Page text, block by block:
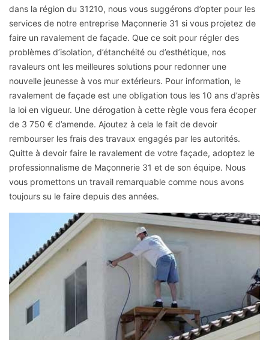
dans la région du 31210, nous vous suggérons d’opter pour les
services de notre entreprise Maçonnerie 31 si vous projetez de
faire un ravalement de façade. Que ce soit pour régler des
problèmes d’isolation, d’étanchéité ou d’esthétique, nos
ravaleurs ont les meilleures solutions pour redonner une
nouvelle jeunesse à vos mur extérieurs. Pour information, le
ravalement de façade est une obligation tous les 10 ans d’après
la loi en vigueur. Une dérogation à cette règle vous fera écoper
de 3 750 € d’amende. Ajoutez à cela le fait de devoir
rembourser les frais des travaux engagés par les autorités.
Quitte à devoir faire le ravalement de votre façade, adoptez le
professionnalisme de Maçonnerie 31 et de son équipe. Nous
vous promettons un travail remarquable comme nous avons
toujours su le faire depuis des années.